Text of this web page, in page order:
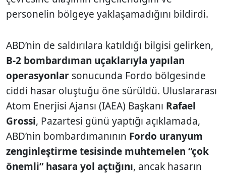
personelin bölgeye yaklaşamadığını bildirdi.
ABD’nin de saldırılara katıldığı bilgisi gelirken,
B-2 bombardıman uçaklarıyla yapılan
operasyonlar sonucunda Fordo bölgesinde
ciddi hasar oluştuğu öne sürüldü. Uluslararası
Atom Enerjisi Ajansı (IAEA) Başkanı Rafael
Grossi, Pazartesi günü yaptığı açıklamada,
ABD’nin bombardımanının Fordo uranyum
zenginleştirme tesisinde muhtemelen “çok
önemli” hasara yol açtığını, ancak hasarın